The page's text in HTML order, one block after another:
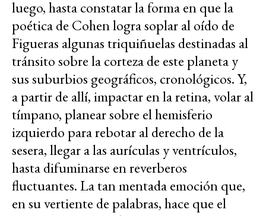
luego, hasta constatar la forma en que la
poética de Cohen logra soplar al oído de
Figueras algunas triquiñuelas destinadas al
tránsito sobre la corteza de este planeta y
sus suburbios geográficos, cronológicos. Y,
a partir de allí, impactar en la retina, volar al
tímpano, planear sobre el hemisferio
izquierdo para rebotar al derecho de la
sesera, llegar a las aurículas y ventrículos,
hasta difuminarse en reverberos
fluctuantes. La tan mentada emoción que,
en su vertiente de palabras, hace que el